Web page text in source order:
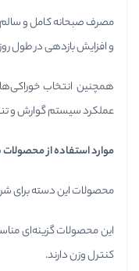
مصرف صبحانه کامل و سالم
و افزایش بازدهی در طول
همچنین انتخاب
عملکرد سیستم گوارش و
موارد استفاده از
محصولات این دسته برای
این محصولات گزینه‌ای
کنترل وزن دارند.